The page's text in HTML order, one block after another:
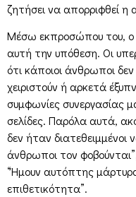
ζητήσει να απορριφθεί η
Μέσω εκπροσώπου του, ο
αυτή την υπόθεση. Οι
ότι κάποιοι άνθρωποι
χειριστούν ή αρκετά
συμφωνίες συνεργασίας
σελίδες. Παρόλα αυτά,
δεν ήταν διατεθειμμένοι
άνθρωποι τον
“Ήμουν αυτόπτης
επιθετικότητα”.